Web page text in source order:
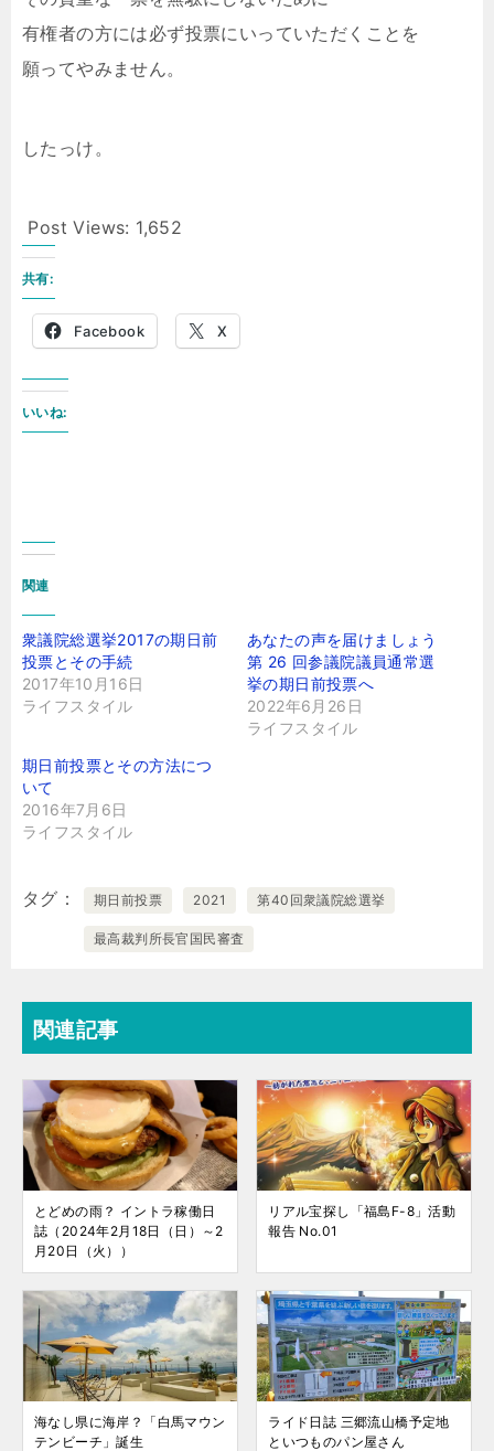
有権者の方には必ず投票にいっていただくことを
願ってやみません。
したっけ。
Post Views: 1,652
共有:
Facebook X
いいね:
関連
衆議院総選挙2017の期日前
投票とその手続
2017年10月16日
ライフスタイル
あなたの声を届けましょう
第 26 回参議院議員通常選
挙の期日前投票へ
2022年6月26日
ライフスタイル
期日前投票とその方法につ
いて
2016年7月6日
ライフスタイル
タグ 期日前投票 2021 第40回衆議院総選挙
最高裁判所長官国民審査
関連記事
とどめの雨？ イントラ稼働日
誌（2024年2月18日（日）～2
月20日（火））
リアル宝探し「福島F-8」活動
報告 No.01
海なし県に海岸？「白馬マウン
テンビーチ」誕生
ライド日誌 三郷流山橋予定地
といつものパン屋さん